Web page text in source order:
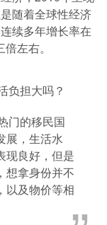
随着全球性经济
续多年增长率在
左右。
负担大吗？
门的移民国
展，生活水
现良好，但是
想拿身份并不
以及物价等相